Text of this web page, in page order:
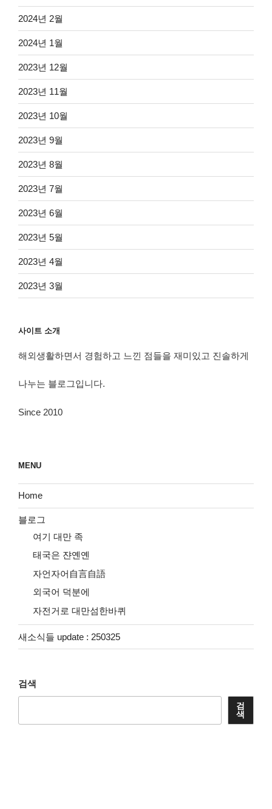
2024년 2월
2024년 1월
2023년 12월
2023년 11월
2023년 10월
2023년 9월
2023년 8월
2023년 7월
2023년 6월
2023년 5월
2023년 4월
2023년 3월
사이트 소개
해외생활하면서 경험하고 느낀 점들을 재미있고 진솔하게
나누는 블로그입니다.
Since 2010
MENU
Home
블로그
여기 대만 족
태국은 쟌옌옌
자언자어自言自語
외국어 덕분에
자전거로 대만섬한바퀴
새소식들 update : 250325
검색
검
색